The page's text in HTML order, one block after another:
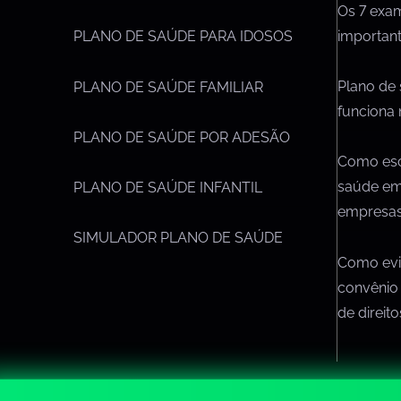
PLANO DE SAÚDE PARA IDOSOS
PLANO DE SAÚDE FAMILIAR
PLANO DE SAÚDE POR ADESÃO
PLANO DE SAÚDE INFANTIL
SIMULADOR PLANO DE SAÚDE
Os 7
Plano de
funciona
Como
saúde
Como
de